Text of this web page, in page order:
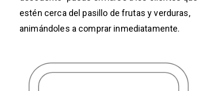
estén cerca del pasillo de frutas y verduras,
animándoles a comprar inmediatamente.